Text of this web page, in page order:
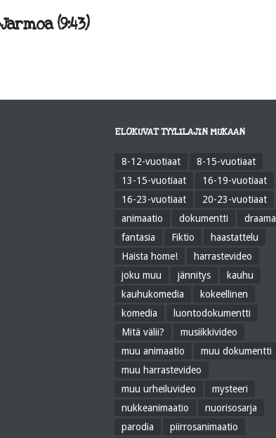
(9:43)
ELOKUVAT TYYLILAJIN MUKAAN
8-12-vuotiaat
8-15-vuotiaat
13-15-vuotiaat
16-19-vuotiaat
16-23-vuotiaat
20-23-vuotiaat
animaatio
dokumentti
draama
fantasia
Fiktio
haastattelu
Haista home!
harrastevideo
joku muu
jännitys
kauhu
kauhukomedia
kokeellinen
komedia
luontodokumentti
Mitä välii?
musiikkivideo
muu animaatio
muu dokumentti
muu harrastevideo
muu urheiluvideo
mysteeri
nukkeanimaatio
nuorisosarja
parodia
piirrosanimaatio